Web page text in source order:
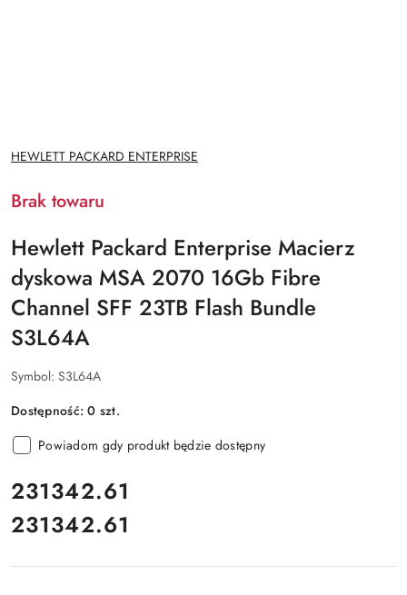
NAZWA
PRODUCENTA:
HEWLETT PACKARD ENTERPRISE
Brak towaru
Hewlett Packard Enterprise Macierz
dyskowa MSA 2070 16Gb Fibre
Channel SFF 23TB Flash Bundle
S3L64A
Symbol: S3L64A
Dostępność:0 szt.
Powiadom gdy produkt będzie dostępny
cena:
231342.61
Cena:
231342.61